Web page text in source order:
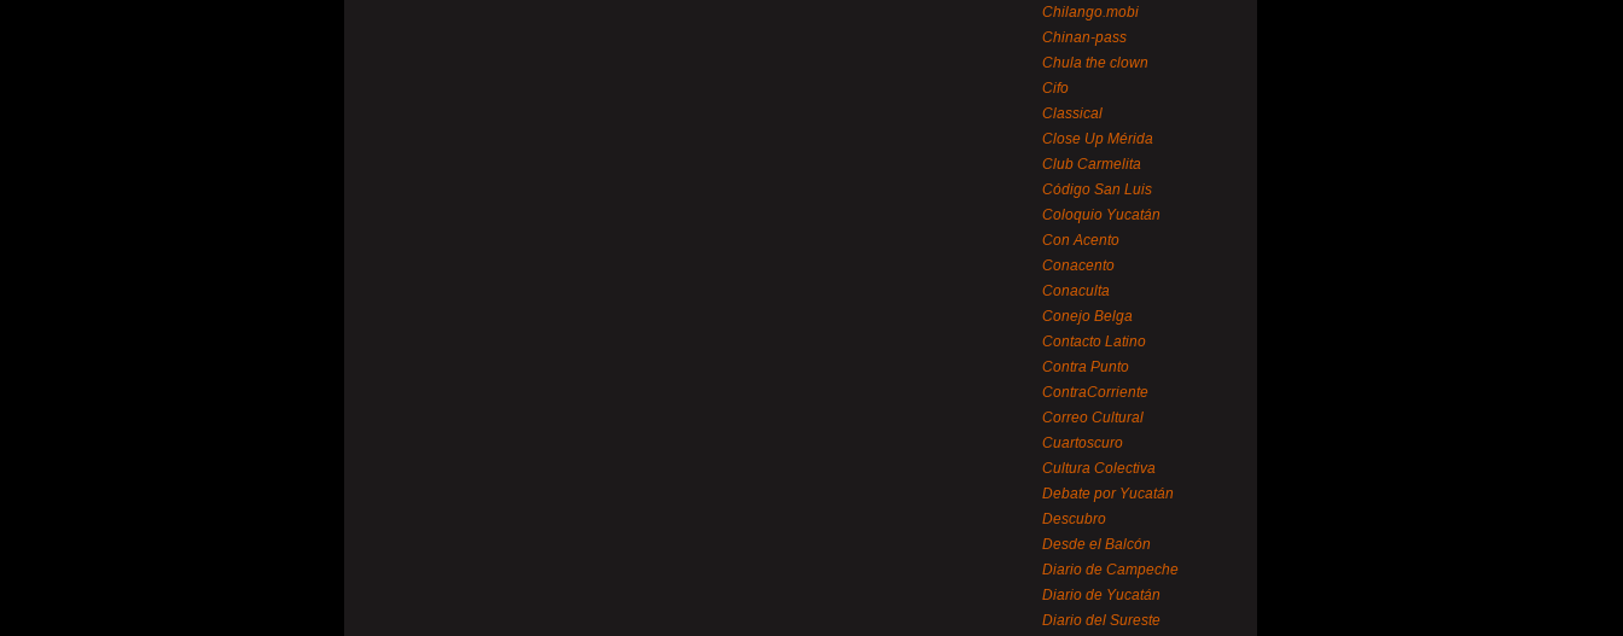
Chilango.mobi
Chinan-pass
Chula the clown
Cifo
Classical
Close Up Mérida
Club Carmelita
Código San Luis
Coloquio Yucatán
Con Acento
Conacento
Conaculta
Conejo Belga
Contacto Latino
Contra Punto
ContraCorriente
Correo Cultural
Cuartoscuro
Cultura Colectiva
Debate por Yucatán
Descubro
Desde el Balcón
Diario de Campeche
Diario de Yucatán
Diario del Sureste